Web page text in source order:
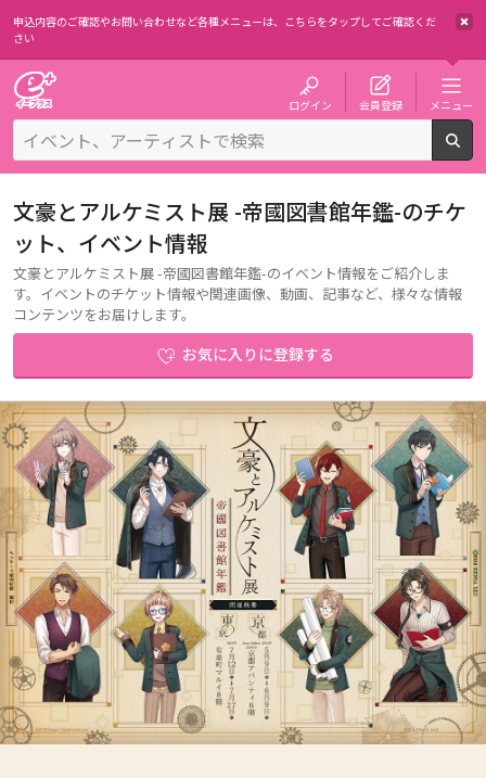
申込内容のご確認やお問い合わせなど各種メニューは、 こちらをタップしてご確認くだ
さい
ログイン 会員登録 メニュー
文豪とアルケミスト展 -帝國図書館年鑑-のチケ
ット、イベント情報
文豪とアルケミスト展 -帝國図書館年鑑-のイベント情報をご紹介しま
す。イベントのチケット情報や関連画像、動画、記事など、様々な情報
コンテンツをお届けします。
お気に入りに登録する